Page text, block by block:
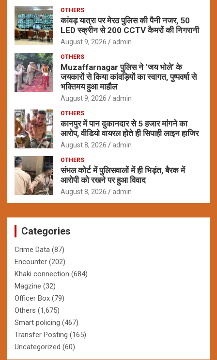
OTHERS
कांवड़ यात्रा पर मेरठ पुलिस की पैनी नजर, 50
LED स्क्रीन से 200 CCTV कैमरों की निगरानी
August 9, 2026 admin
OTHERS
Muzaffarnagar पुलिस ने ‘जय भोले’ के
जयकारों से किया कांवड़ियों का स्वागत, पुष्पवर्षा से
भक्तिमय हुआ माहौल
August 9, 2026 admin
OTHERS
कानपुर में पान दुकानदार से 5 हजार मांगने का
आरोप, वीडियो वायरल होते ही सिपाही लाइन हाजिर
August 8, 2026 admin
OTHERS
संभल कोर्ट में पुलिसवालों में ही भिड़ंत, बैरक में
आरोपी को रखने पर हुआ विवाद
August 8, 2026 admin
Categories
Crime Data (87)
Encounter (202)
Khaki connection (684)
Magzine (32)
Officer Box (79)
Others (1,675)
Smart policing (467)
Transfer Posting (165)
Uncategorized (60)